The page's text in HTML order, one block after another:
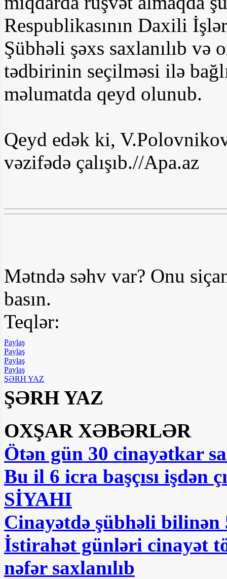
Respublikasının Daxili
Şübhəli şəxs saxlanılıb və
tədbirinin seçilməsi ilə
məlumatda qeyd olunub.
Qeyd edək ki,
vəzifədə çalışıb.//Apa.az
Mətndə səhv var? Onu
basın.
Teqlər:
Paylaş
Paylaş
Paylaş
Paylaş
ŞƏRH YAZ
ŞƏRH YAZ
OXŞAR XƏBƏRLƏR
Ötən gün 30 cinayətkar
Bu il 6 icra başçısı işdən
SİYAHI
Cinayətdə şübhəli bilinən
İstirahət günləri cinayət
nəfər saxlanılıb